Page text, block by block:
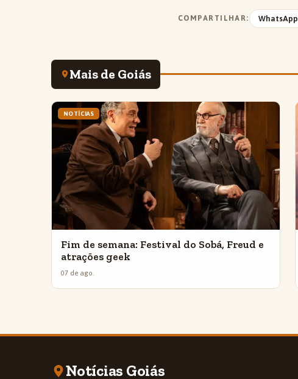
COMPARTILHAR: WhatsApp
Mais de Goiás
NOTÍCIAS
Fim de semana: Festival do Sobá, Freud e
atrações geek
07 de ago.
Notícias Goiás